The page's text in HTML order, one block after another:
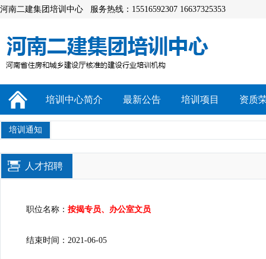
河南二建集团培训中心 服务热线：15516592307 16637325353
培训中心简介 最新公告 培训项目 资质
培训通知
人才招聘
职位名称： 按揭专员、办公室文员
结束时间：2021-06-05